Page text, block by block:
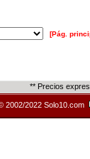
[Pág.
** Precios
2002/2022 Solo10.com